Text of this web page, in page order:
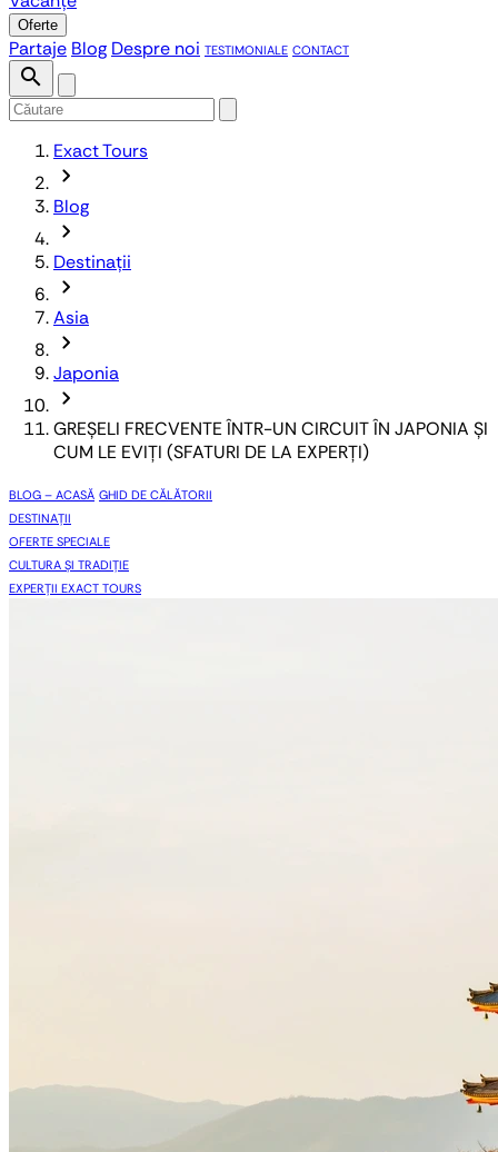
Oferte
Partaje Blog Despre noi TESTIMONIALE CONTACT
search
Exact Tours
chevron_forward
Blog
chevron_forward
Destinații
chevron_forward
Asia
chevron_forward
Japonia
chevron_forward
GREȘELI FRECVENTE ÎNTR-UN CIRCUIT ÎN JAPONIA ȘI
CUM LE EVIȚI (SFATURI DE LA EXPERȚI)
BLOG – ACASĂ GHID DE CĂLĂTORII
DESTINAȚII
OFERTE SPECIALE
CULTURA ȘI TRADIȚIE
EXPERȚII EXACT TOURS